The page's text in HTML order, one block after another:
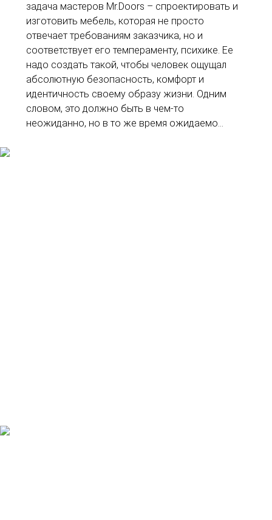
задача мастеров Mr.Doors – спроектировать и
изготовить мебель, которая не просто
отвечает требованиям заказчика, но и
соответствует его темпераменту, психике. Ее
надо создать такой, чтобы человек ощущал
абсолютную безопасность, комфорт и
идентичность своему образу жизни. Одним
словом, это должно быть в чем-то
неожиданно, но в то же время ожидаемо…